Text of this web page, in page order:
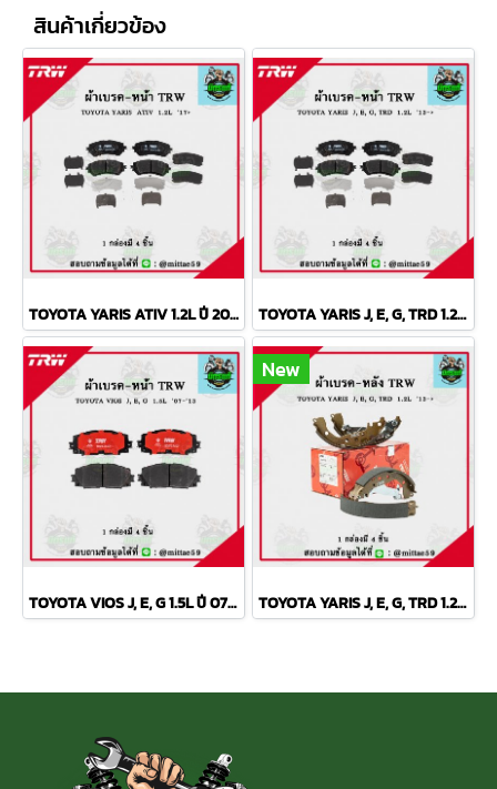
สินค้าเกี่ยวข้อง
TOYOTA YARIS ATIV 1.2L ปี 2013 ขึ้นไป TRW ผ้าเบรค (หน้า) TOYOTA YARIS J, E, G, TRD 1.2L ปี 2013 TRW ผ้าเบรค (หน้า)
TOYOTA VIOS J, E, G 1.5L ปี 07-13 TRW ผ้าเบรค (หน้า)
New
TOYOTA YARIS J, E, G, TRD 1.2L ปี 2013 TRW ก้ามเบรค (หลัง)